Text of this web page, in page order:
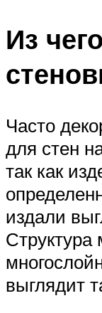
Из
Часто
для стен
так как
издали
Структура
выглядит